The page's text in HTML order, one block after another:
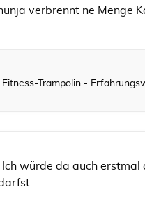
verbrennt ne Menge
Fitness-Trampolin -
Ich würde da auch